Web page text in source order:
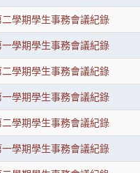
學期學生事務會議紀錄
學期學生事務會議紀錄
學期學生事務會議紀錄
學期學生事務會議紀錄
學期學生事務會議紀錄
學期學生事務會議紀錄